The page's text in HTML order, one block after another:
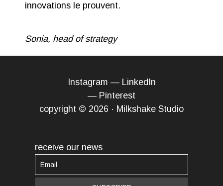
innovations le prouvent.
Sonia, head of strategy
Instagram — LinkedIn
— Pinterest
copyright © 2026 · Milkshake Studio
receive our news